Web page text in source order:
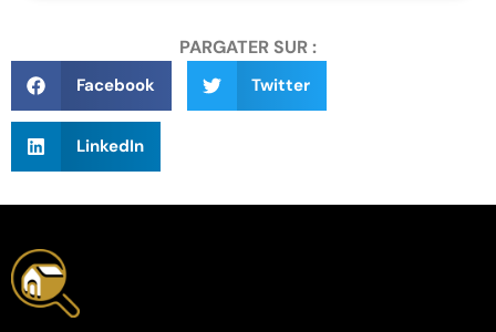
PARGATER SUR :
Facebook Twitter
LinkedIn